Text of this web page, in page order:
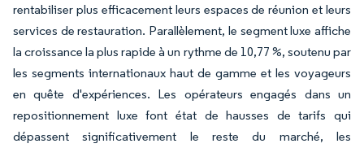
rentabiliser plus efficacement leurs espaces de réunion et leurs
services de restauration. Parallèlement, le segment luxe affiche
la croissance la plus rapide à un rythme de 10,77 %, soutenu par
les segments internationaux haut de gamme et les voyageurs
en quête d'expériences. Les opérateurs engagés dans un
repositionnement luxe font état de hausses de tarifs qui
dépassent significativement le reste du marché, les